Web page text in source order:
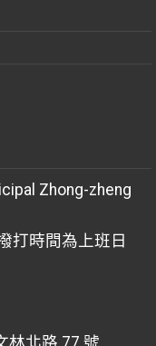
Zhong-zheng
打時間為上班日